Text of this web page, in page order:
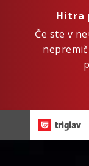
Hitra
Če ste v